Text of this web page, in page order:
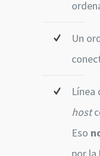
Un
Línea
host
Eso